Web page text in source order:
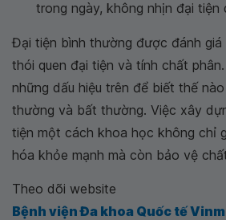
trong ngày, không nhịn đại tiện
Đại tiện bình thường được đánh giá
thói quen đại tiện và tính chất
những dấu hiệu trên để biết thế
thường và bất thường. Việc xây
tiện một cách khoa học không chỉ
hóa khỏe mạnh mà còn bảo vệ
Theo dõi website
Bệnh viện Đa khoa Quốc tế